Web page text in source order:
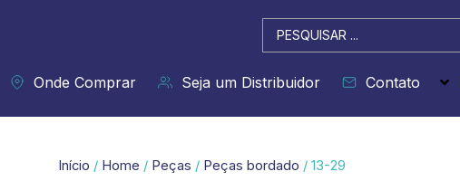
Pesquisar
...
Onde Comprar Seja um Distribuidor Contato
Início / Home / Peças / Peças bordado / 13-29